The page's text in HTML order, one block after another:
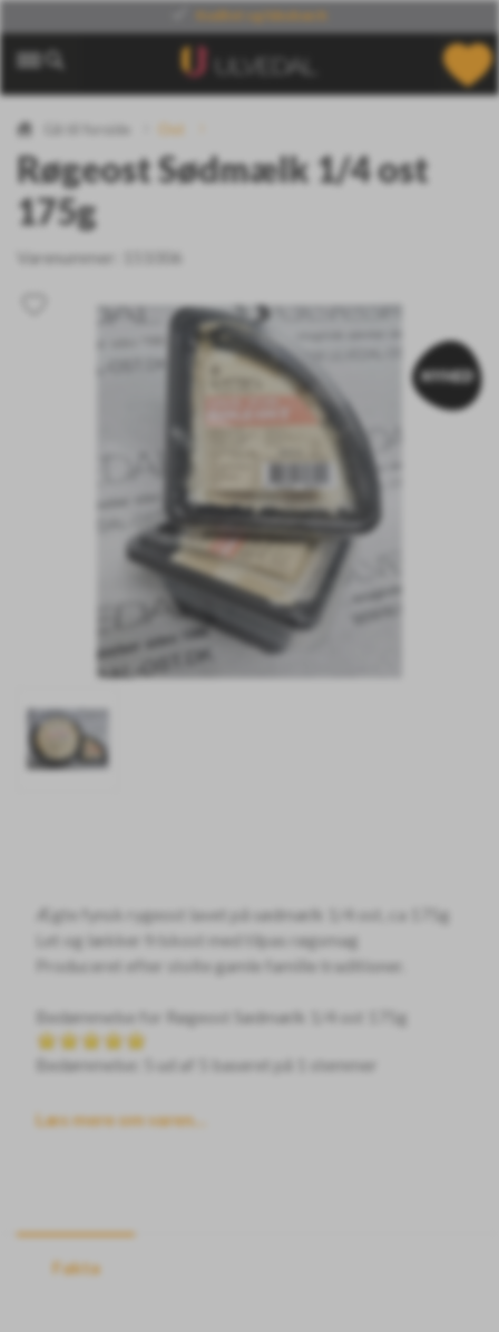
Ost
Røgeost Sødmælk 1/4 ost
175g
Varenummer: 151006
Ægte fynsk rygeost lavet på sødmælk 1/4 ost, ca 175g
Let og lækker friskost med tilpas røgsmag
Produceret efter stolte gamle familie traditioner.
Bedømmelse for Røgeost Sødmælk 1/4 ost 175g
Bedømmelse: 5 ud af 5 baseret på stemmer
Læs mere om varen...
Fakta